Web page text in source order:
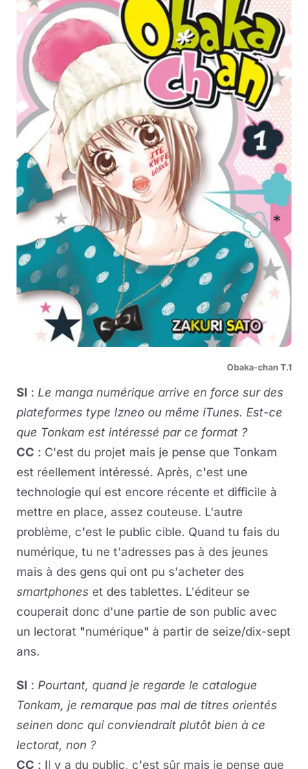
Obaka-chan T.1
SI : Le manga numérique arrive en force sur des
plateformes type Izneo ou même iTunes. Est-ce
que Tonkam est intéressé par ce format ?
CC : C'est du projet mais je pense que Tonkam
est réellement intéressé. Après, c'est une
technologie qui est encore récente et difficile à
mettre en place, assez couteuse. L'autre
problème, c'est le public cible. Quand tu fais du
numérique, tu ne t'adresses pas à des jeunes
mais à des gens qui ont pu s'acheter des
smartphones et des tablettes. L'éditeur se
couperait donc d'une partie de son public avec
un lectorat "numérique" à partir de seize/dix-sept
ans.
SI : Pourtant, quand je regarde le catalogue
Tonkam, je remarque pas mal de titres orientés
seinen donc qui conviendrait plutôt bien à ce
lectorat, non ?
CC : Il y a du public, c'est sûr mais je pense que